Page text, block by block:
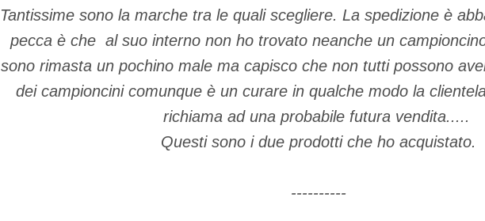
Tantissime sono la marche tra le quali scegliere. La spedizione è
pecca è che al suo interno non ho trovato neanche un
sono rimasta un pochino male ma capisco che non tutti possono
dei campioncini comunque è un curare in qualche modo la
richiama ad una probabile futura vendita.....
Questi sono i due prodotti che ho acquistato.
----------